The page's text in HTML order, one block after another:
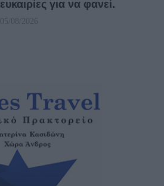
ευκαιρίες για να φανεί.
05/08/2026